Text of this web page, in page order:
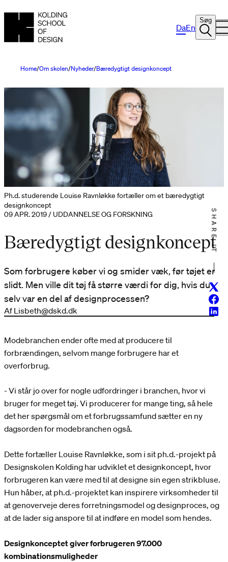
DaEn
Søg
Home Om skolen Nyheder Bæredygtigt designkoncept
Ph.d. studerende Louise Ravnløkke fortæller om et bæredygtigt
designkoncept
09 APR. 2019 / UDDANNELSE OG FORSKNING
Bæredygtigt designkoncept
Som forbrugere køber vi og smider væk, før tøjet er
slidt. Men ville dit tøj få større værdi for dig, hvis du
selv var en del af designprocessen?
Af Lisbeth@dskd.dk
SHARE IT
Modebranchen ender ofte med at producere til
forbrændingen, selvom mange forbrugere har et
overforbrug.
- Vi står jo over for nogle udfordringer i branchen, hvor vi
bruger for meget tøj. Vi producerer for mange ting, så hele
det her spørgsmål om et forbrugssamfund sætter en ny
dagsorden for modebranchen også.
Dette fortæller Louise Ravnløkke, som i sit ph.d.-projekt på
Designskolen Kolding har udviklet et designkoncept, hvor
forbrugeren kan være med til at designe sin egen strikbluse.
Hun håber, at ph.d.-projektet kan inspirere virksomheder til
at genoverveje deres forretningsmodel og designproces, og
at de lader sig anspore til at indføre en model som hendes.
Designkonceptet giver forbrugeren 97.000
kombinationsmuligheder